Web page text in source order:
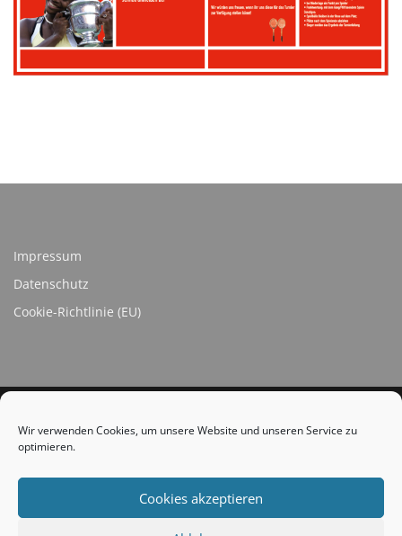
Wir verwenden Cookies, um unsere Website und unseren Service zu
optimieren.
Cookies akzeptieren
Impressum
Datenschutz
Cookie-Richtlinie (EU)